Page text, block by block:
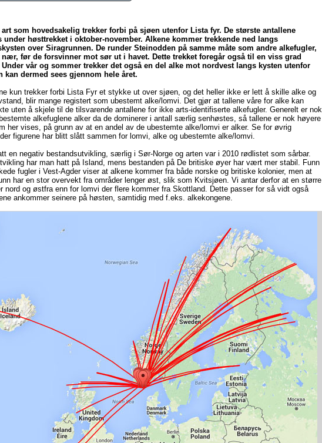
art som hovedsakelig trekker forbi på sjøen utenfor Lista fyr. De største antallene
under høsttrekket i oktober-november. Alkene kommer trekkende ned langs
over Siragrunnen. De runder Steinodden på samme måte som andre alkefugler,
før de forsvinner mot sør ut i havet. Dette trekket foregår også til en viss grad
vår og sommer trekker det også en del alke mot nordvest langs kysten utenfor
kan dermed sees gjennom hele året.
kun trekker forbi Lista Fyr et stykke ut over sjøen, og det heller ikke er lett å skille alke og
blir mange registert som ubestemt alke/lomvi. Det gjør at tallene våre for alke kan
uten å skjele til de tilsvarende antallene for ikke arts-identifiserte alkefugler. Generelt er nok
alkefuglene alker da de dominerer i antall særlig senhøstes, så tallene er nok høyere
her vises, på grunn av at en andel av de ubestemte alke/lomvi er alker. Se for øvrig
der figurene har blitt slått sammen for lomvi, alke og ubestemte alke/lomvi.
en negativ bestandsutvikling, særlig i Sør-Norge og arten var i 2010 rødlistet som sårbar.
har man hatt på Island, mens bestanden på De britiske øyer har vært mer stabil. Funn
fugler i Vest-Agder viser at alkene kommer fra både norske og britiske kolonier, men at
har en stor overvekt fra områder lenger øst, slik som Kvitsjøen. Vi antar derfor at en større
nord og østfra enn for lomvi der flere kommer fra Skottland. Dette passer for så vidt også
ankommer seinere på høsten, samtidig med f.eks. alkekongene.